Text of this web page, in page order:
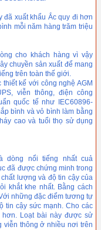
đã xuất khẩu Ắc quy đi hơn
mỗi năm hàng trăm triệu
cho khách hàng vì vậy
chuyền sản xuất để mang
trên toàn thế giới.
kế với công nghệ AGM
viễn thông, điện công
quốc tế như IEC60896-
bình và vỏ bình làm bằng
cao và tuổi thọ sử dụng
dòng nổi tiếng nhất cuả
đã được chứng minh trong
lượng và độ tin cậy của
khắt khe nhất. Bằng cách
những đặc điểm tương tự
tin cậy sức mạnh. Cho các
Loạt bài này được sử
viễn thông ở nhiều nơi trên